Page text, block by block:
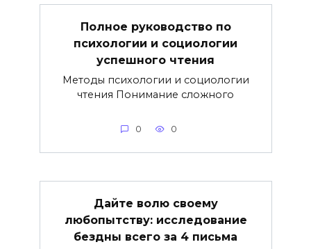
Полное руководство по
психологии и социологии
успешного чтения
Методы психологии и социологии
чтения Понимание сложного
0 0
Дайте волю своему
любопытству: исследование
бездны всего за 4 письма